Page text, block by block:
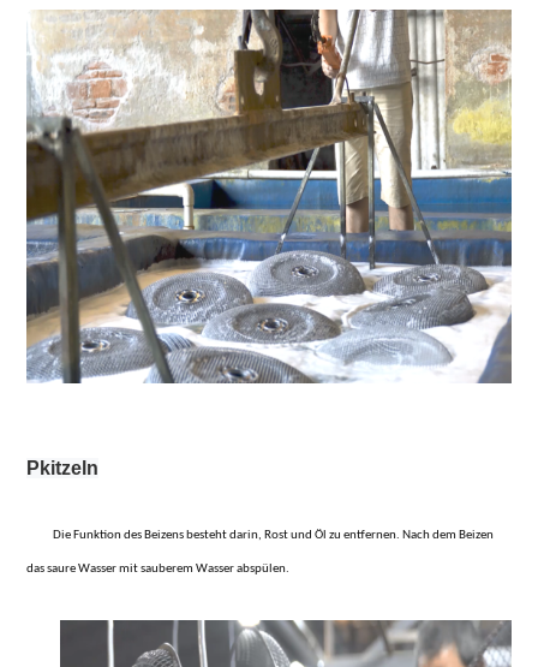
P kitzeln
Die Funktion des Beizens besteht darin, Rost und Öl zu entfernen. Nach dem Beizen
das saure Wasser mit sauberem Wasser abspülen.